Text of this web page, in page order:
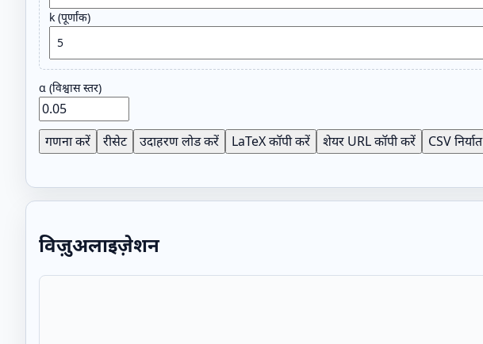
k (पूर्णांक)
α (विश्वास स्तर)
गणना करें रीसेट उदाहरण लोड करें LaTeX कॉपी करें शेयर URL कॉपी करें CSV निर्यात
विज़ुअलाइज़ेशन